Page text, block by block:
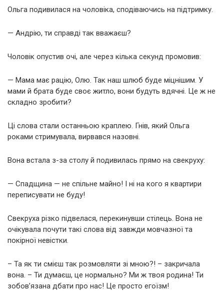
Ольга подивилася на чоловіка, сподіваючись на підтримку.
— Андрію, ти справді так вважаєш?
Чоловік опустив очі, але через кілька секунд промовив:
— Мама має рацію, Олю. Так наш шлюб буде міцнішим. У
мами й брата буде своє житло, вони будуть вдячні. Це ж не
складно зробити?
Ці слова стали останньою краплею. Гнів, який Ольга
роками стримувала, вирвався назовні.
Вона встала з-за столу й подивилась прямо на свекруху:
— Спадщина — не спільне майно! І ні на кого я квартири
переписувати не буду!
Свекруха різко підвелася, перекинувши стілець. Вона не
очікувала почути такі слова від завжди мовчазної та
покірної невістки.
– Та як ти смієш так розмовляти зі мною?! – закричала
вона. – Ти думаєш, це нормально? Ми ж твоя родина! Ти
зобов’язана дбати про нас! Це просто егоїзм!